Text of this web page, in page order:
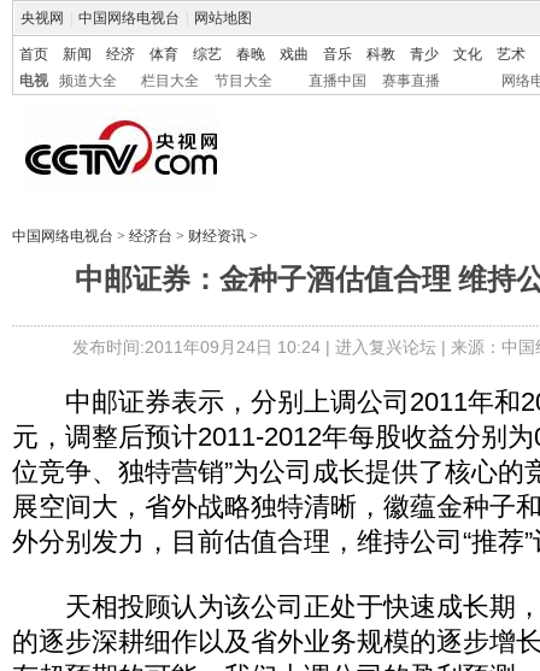
央视网 中国网络电视台 网站地图
首页 新闻 经济 体育 综艺 春晚 戏曲 音乐 科教 青少 文化
艺术
电视
频道大全 栏目大全 节目大全 直播中国 赛事直播 网络
中国网络电视台 > 经济台 > 财经资讯 >
中邮证券：金种子酒估值合理 维持
发布时间:2011年09月24日 10:24 | 进入复兴论坛| 来源：中
中邮证券表示，分别上调公司2011年和
元，调整后预计2011-2012年每股收益分别
位竞争、独特营销”为公司成长提供了核心的
展空间大，省外战略独特清晰，徽蕴金种子
外分别发力，目前估值合理，维持公司“推荐
天相投顾认为该公司正处于快速成长期
的逐步深耕细作以及省外业务规模的逐步增